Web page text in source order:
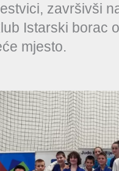
završivši
Istarski borac
mjesto.